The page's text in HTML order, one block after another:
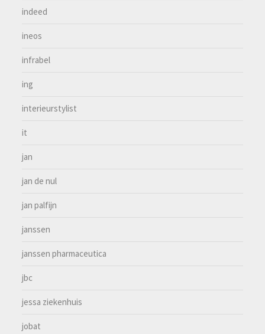
indeed
ineos
infrabel
ing
interieurstylist
it
jan
jan de nul
jan palfijn
janssen
janssen pharmaceutica
jbc
jessa ziekenhuis
jobat